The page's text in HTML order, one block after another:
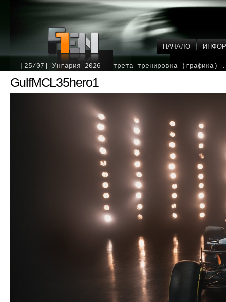
НАЧАЛО
[25/07] Унгария 2026 - трета тренировка
GulfMCL35hero1